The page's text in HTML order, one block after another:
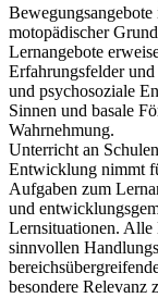
motopädischer
Lernangebote
Erfahrungsfelder
und psychosoziale
Sinnen und basale
Wahrnehmung.
Unterricht an
Entwicklung nimmt
Aufgaben zum
und
Lernsituationen. Alle
sinnvollen
besondere Relevanz